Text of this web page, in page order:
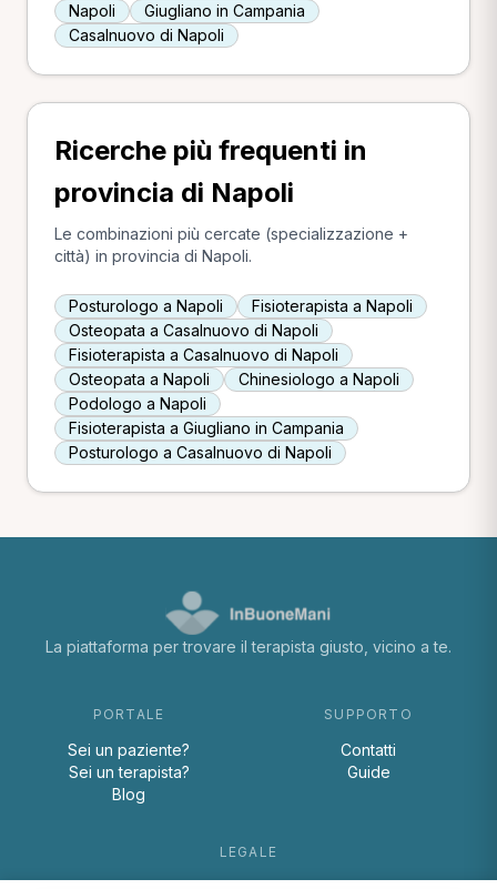
Napoli
Giugliano in Campania
Casalnuovo di Napoli
Ricerche più frequenti in
provincia di Napoli
Le combinazioni più cercate (specializzazione +
città) in provincia di Napoli.
Posturologo a Napoli
Fisioterapista a Napoli
Osteopata a Casalnuovo di Napoli
Fisioterapista a Casalnuovo di Napoli
Osteopata a Napoli
Chinesiologo a Napoli
Podologo a Napoli
Fisioterapista a Giugliano in Campania
Posturologo a Casalnuovo di Napoli
La piattaforma per trovare il terapista giusto, vicino a te.
PORTALE
Sei un paziente?
Sei un terapista?
Blog
SUPPORTO
Contatti
Guide
LEGALE